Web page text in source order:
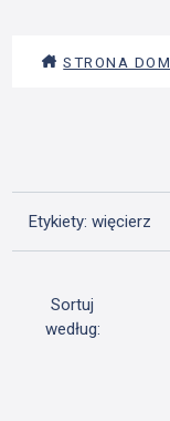
STRONA
Etykiety: więcierz
Sortuj
według: